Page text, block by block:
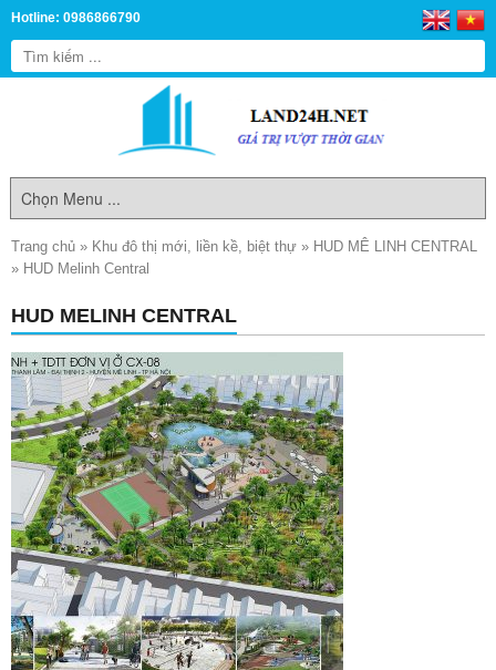
Hotline: 0986866790
Trang chủ » Khu đô thị mới, liền kề, biệt thự » HUD MÊ LINH CENTRAL
» HUD Melinh Central
HUD MELINH CENTRAL